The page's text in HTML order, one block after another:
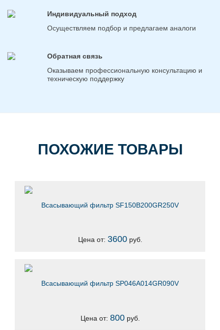
Индивидуальный подход
Осуществляем подбор и предлагаем аналоги
Обратная связь
Оказываем профессиональную консультацию и
техническую поддержку
ПОХОЖИЕ ТОВАРЫ
Всасывающий фильтр SF150B200GR250V
Цена от: 3600руб.
Всасывающий фильтр SP046A014GR090V
Цена от: 800руб.